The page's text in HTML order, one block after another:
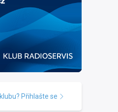
Přihlašte se